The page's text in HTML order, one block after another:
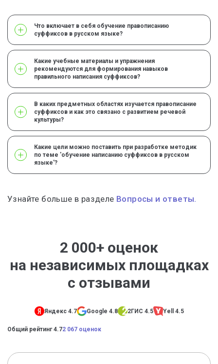
Что включает в себя обучение правописанию
суффиксов в русском языке?
Какие учебные материалы и упражнения
рекомендуются для формирования навыков
правильного написания суффиксов?
В каких предметных областях изучается правописание
суффиксов и как это связано с развитием речевой
культуры?
Какие цели можно поставить при разработке методик
по теме 'обучение написанию суффиксов в русском
языке'?
Узнайте больше в разделе Вопросы и ответы.
2 000+ оценок
на независимых площадках
с отзывами
Яндекс 4.7 Google 4.8 2ГИС 4.5 Yell 4.5
Общий рейтинг 4.72 067 оценок